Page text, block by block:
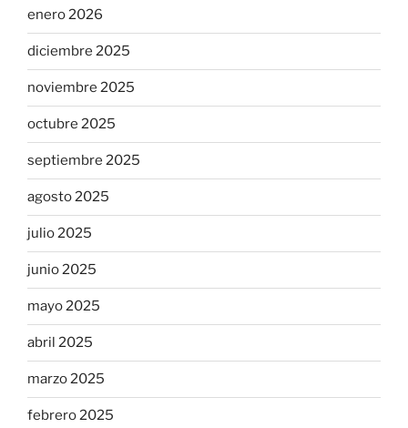
enero 2026
diciembre 2025
noviembre 2025
octubre 2025
septiembre 2025
agosto 2025
julio 2025
junio 2025
mayo 2025
abril 2025
marzo 2025
febrero 2025